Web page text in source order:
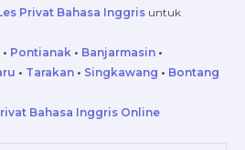
Privat Bahasa Inggris untuk
• Pontianak• Banjarmasin•
• Tarakan• Singkawang • Bontang
Bahasa Inggris Online